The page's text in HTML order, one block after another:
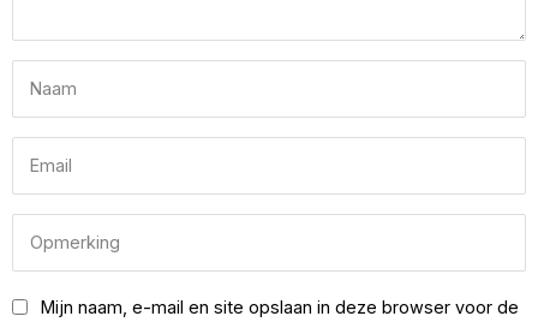
Mijn naam, e-mail en site opslaan in deze browser voor de